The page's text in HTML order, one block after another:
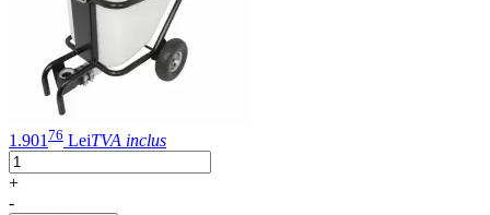
1.90176 LeiTVA inclus
+
-